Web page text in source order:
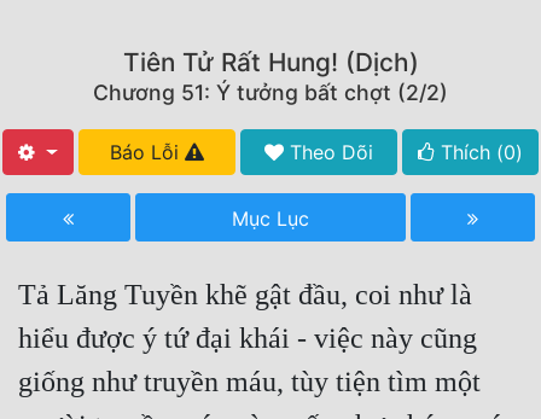
Tất Cả
Hoàn Thành
Hậu Cung
Tiên Tử Rất Hung! (Dịch)
Chương 51: Ý tưởng bất chợt (2/2)
Báo Lỗi Theo Dõi Thích (0)
Mục Lục
Tả Lăng Tuyền khẽ gật đầu, coi như là
hiểu được ý tứ đại khái - việc này cũng
giống như truyền máu, tùy tiện tìm một